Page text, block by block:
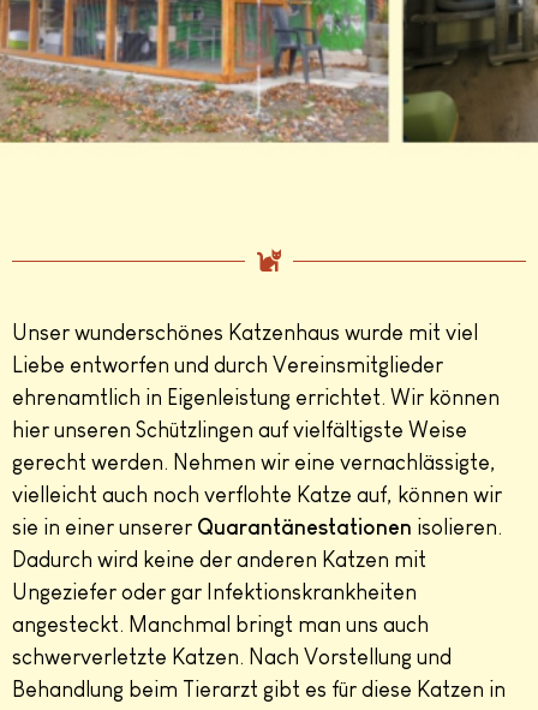
Unser wunderschönes Katzenhaus wurde mit viel
Liebe entworfen und durch Vereinsmitglieder
ehrenamtlich in Eigenleistung errichtet. Wir können
hier unseren Schützlingen auf vielfältigste Weise
gerecht werden. Nehmen wir eine vernachlässigte,
vielleicht auch noch verflohte Katze auf, können wir
sie in einer unserer Quarantänestationen isolieren.
Dadurch wird keine der anderen Katzen mit
Ungeziefer oder gar Infektionskrankheiten
angesteckt. Manchmal bringt man uns auch
schwerverletzte Katzen. Nach Vorstellung und
Behandlung beim Tierarzt gibt es für diese Katzen in